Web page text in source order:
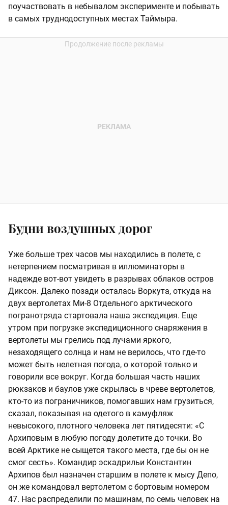
поучаствовать в небывалом эксперименте и побывать
в самых труднодоступных местах Таймыра.
Будни воздушных дорог
Уже больше трех часов мы находились в полете, с
нетерпением посматривая в иллюминаторы в
надежде вот-вот увидеть в разрывах облаков остров
Диксон. Далеко позади осталась Воркута, откуда на
двух вертолетах Ми-8 Отдельного арктического
погранотряда стартовала наша экспедиция. Еще
утром при погрузке экспедиционного снаряжения в
вертолеты мы грелись под лучами яркого,
незаходящего солнца и нам не верилось, что где-то
может быть нелетная погода, о которой только и
говорили все вокруг. Когда большая часть наших
рюкзаков и баулов уже скрылась в чреве вертолетов,
кто-то из пограничников, помогавших нам грузиться,
сказал, показывая на одетого в камуфляж
невысокого, плотного человека лет пятидесяти: «С
Архиповым в любую погоду долетите до точки. Во
всей Арктике не сыщется такого места, где бы он не
смог сесть». Командир эскадрильи Константин
Архипов был назначен старшим в полете к мысу Депо,
он же командовал вертолетом с бортовым номером
47. Нас распределили по машинам, по семь человек на